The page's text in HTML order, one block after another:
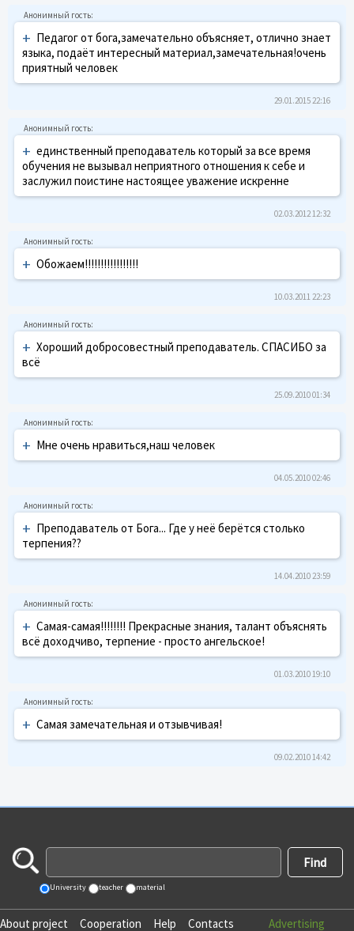
+ Педагог от бога,замечательно объясняет, отлично знает
языка, подаёт интересный материал,замечательная!очень
приятный человек
29.01.2015 22:16
+ единственный преподаватель который за все время
обучения не вызывал неприятного отношения к себе и
заслужил поистине настоящее уважение искренне
02.03.2012 12:32
+ Обожаем!!!!!!!!!!!!!!!!!
10.03.2011 22:23
+ Хороший добросовестный преподаватель. СПАСИБО за
всё
25.09.2010 01:34
+ Мне очень нравиться,наш человек
04.05.2010 02:46
+ Преподаватель от Бога... Где у неё берётся столько
терпения??
14.04.2010 23:59
+ Самая-самая!!!!!!!! Прекрасные знания, талант объяснять
всё доходчиво, терпение - просто ангельское!
01.03.2010 19:10
+ Самая замечательная и отзывчивая!
09.02.2010 14:42
University teacher material
About project Cooperation Help Contacts Advertising